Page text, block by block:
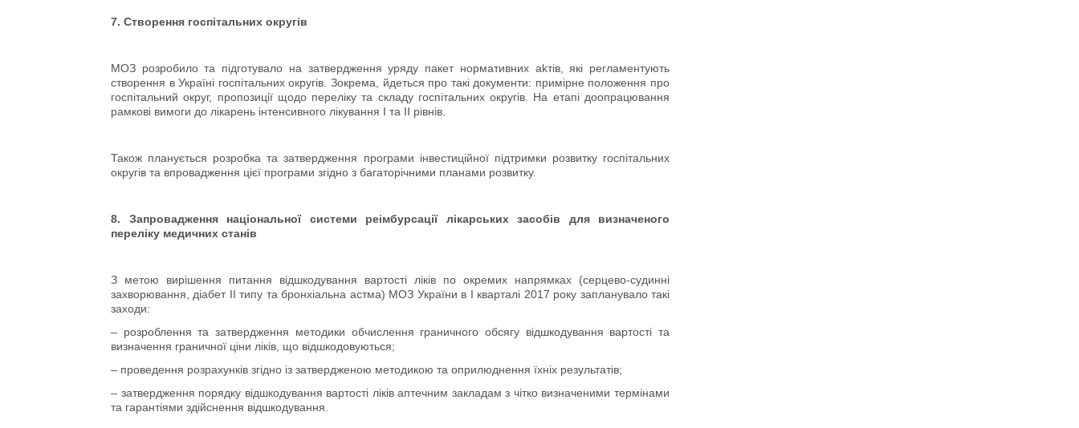
7. Створення госпітальних округів
МОЗ розробило та підготувало на затвердження уряду пакет нормативних аkтів, які регламентують
створення в Україні госпітальних округів. Зокрема, йдеться про такі документи: примірне положення про
госпітальний округ, пропозиції щодо переліку та складу госпітальних округів. На етапі доопрацювання
рамкові вимоги до лікарень інтенсивного лікування І та ІІ рівнів.
Також планується розробка та затвердження програми інвестиційної підтримки розвитку госпітальних
округів та впровадження цієї програми згідно з багаторічними планами розвитку.
8. Запровадження національної системи реімбурсації лікарських засобів для визначеного
переліку медичних станів
З метою вирішення питання відшкодування вартості ліків по окремих напрямках (серцево-судинні
захворювання, діабет ІІ типу та бронхіальна астма) МОЗ України в І кварталі 2017 року запланувало такі
заходи:
– розроблення та затвердження методики обчислення граничного обсягу відшкодування вартості та
визначення граничної ціни ліків, що відшкодовуються;
– проведення розрахунків згідно із затвердженою методикою та оприлюднення їхніх результатів;
– затвердження порядку відшкодування вартості ліків аптечним закладам з чітко визначеними термінами
та гарантіями здійснення відшкодування.